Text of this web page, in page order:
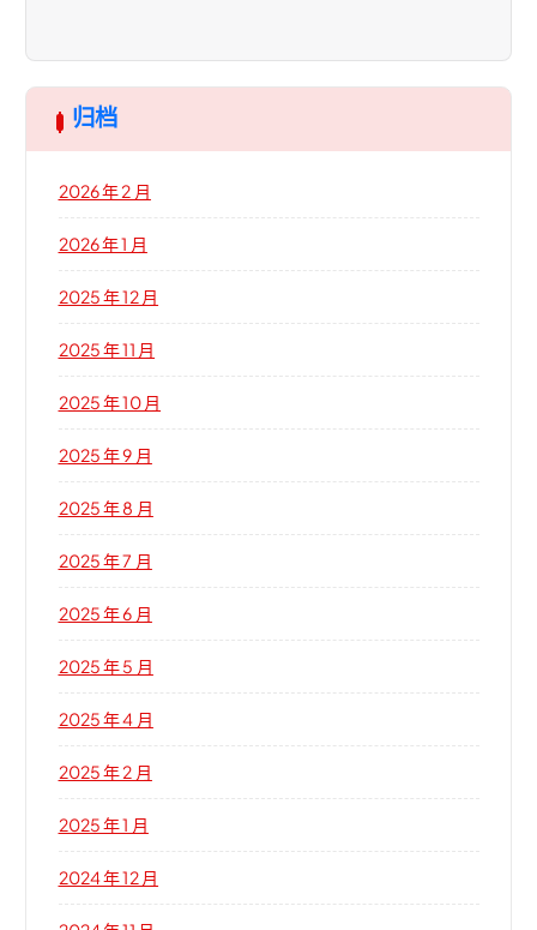
归档
2026 年 2 月
2026 年 1 月
2025 年 12 月
2025 年 11 月
2025 年 10 月
2025 年 9 月
2025 年 8 月
2025 年 7 月
2025 年 6 月
2025 年 5 月
2025 年 4 月
2025 年 2 月
2025 年 1 月
2024 年 12 月